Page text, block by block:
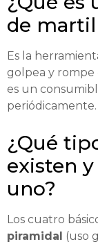
de
Es la
golpea y rompe
es un
periódicamente.
¿Qué
existen
uno?
Los cuatro
piramidal
(uso